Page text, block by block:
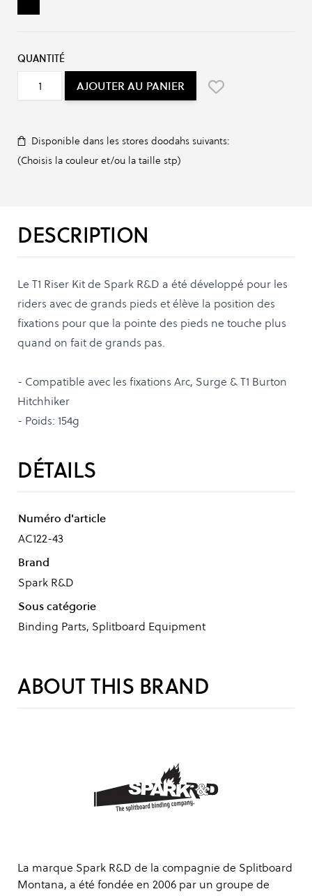
QUANTITÉ
AJOUTER AU PANIER
Disponible dans les stores doodahs suivants:
(Choisis la couleur et/ou la taille stp)
DESCRIPTION
Le T1 Riser Kit de Spark R&D a été développé pour les
riders avec de grands pieds et élève la position des
fixations pour que la pointe des pieds ne touche plus
quand on fait de grands pas.
- Compatible avec les fixations Arc, Surge & T1 Burton
Hitchhiker
- Poids: 154g
DÉTAILS
Numéro d'article
AC122-43
Brand
Spark R&D
Sous catégorie
Binding Parts, Splitboard Equipment
ABOUT THIS BRAND
La marque Spark R&D de la compagnie de Splitboard
Montana, a été fondée en 2006 par un groupe de